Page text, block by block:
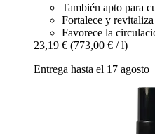
También apto para
Fortalece y revitaliza
Favorece la
23,19 € (773,00 € / l)
Entrega hasta el 17 agosto